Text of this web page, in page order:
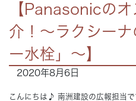
HOME
News 新着情報
【Panasonicの
介！～ラクシー
ー水栓」～】
2020年8月6日
こんにちは♪ 南洲建設の広報担当で